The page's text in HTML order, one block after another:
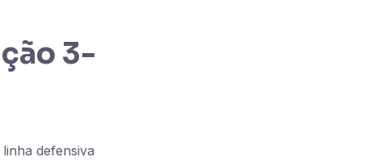
3-
defensiva